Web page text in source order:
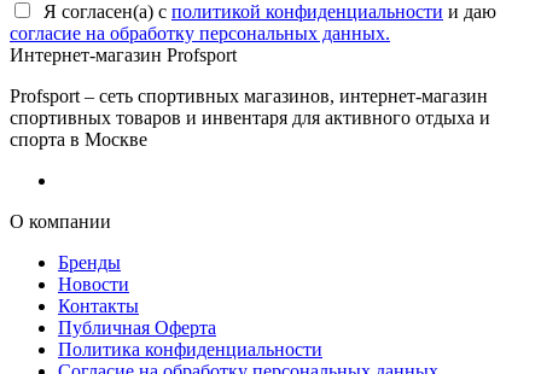
Я согласен(a) с политикой конфиденциальности и даю
согласие на обработку персональных данных.
Интернет-магазин Profsport
Profsport – сеть спортивных магазинов, интернет-магазин
спортивных товаров и инвентаря для активного отдыха и
спорта в Москве
О компании
Бренды
Новости
Контакты
Публичная Оферта
Политика конфиденциальности